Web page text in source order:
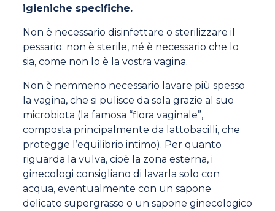
igieniche specifiche.
Non è necessario disinfettare o sterilizzare il
pessario: non è sterile, né è necessario che lo
sia, come non lo è la vostra vagina.
Non è nemmeno necessario lavare più spesso
la vagina, che si pulisce da sola grazie al suo
microbiota (la famosa “flora vaginale”,
composta principalmente da lattobacilli, che
protegge l’equilibrio intimo). Per quanto
riguarda la vulva, cioè la zona esterna, i
ginecologi consigliano di lavarla solo con
acqua, eventualmente con un sapone
delicato supergrasso o un sapone ginecologico